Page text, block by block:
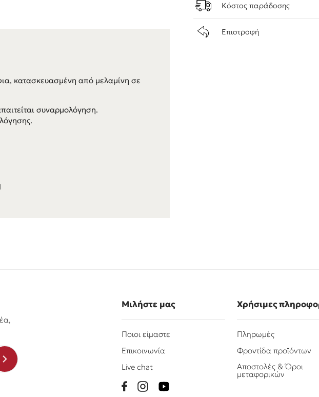
κατασκευασμένη από μελαμίνη σε
συναρμολόγηση.
Κόστος παράδοσης
Επιστροφή
Μιλήστε μας
Ποιοι είμαστε
Επικοινωνία
Live chat
Χρήσιμες
Πληρωμές
Φροντίδα προϊόντων
Αποστολές & Όροι
μεταφορικών